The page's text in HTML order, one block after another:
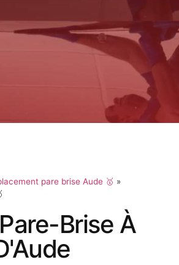
pare brise Aude 🥇 »
Brise À